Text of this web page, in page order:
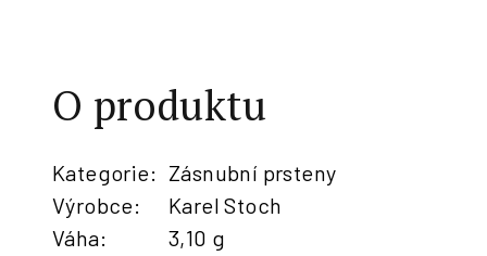
O produktu
Kategorie: Zásnubní prsteny
Výrobce:
Karel Stoch
Váha:
3,10 g